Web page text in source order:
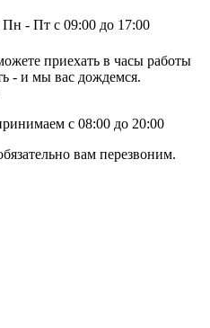
- Пт с 09:00 до 17:00
приехать в часы работы
- и мы вас дождемся.
с 08:00 до 20:00
вам перезвоним.